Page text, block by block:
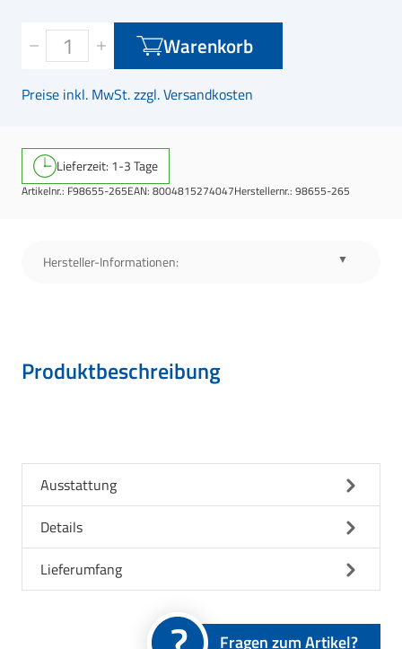
Warenkorb
Preise inkl. MwSt. zzgl. Versandkosten
Lieferzeit: 1-3 Tage
Artikelnr.: F98655-265EAN: 8004815274047Herstellernr.: 98655-265
Hersteller-Informationen:
Produktbeschreibung
Ausstattung
Details
Lieferumfang
Fragen zum Artikel?